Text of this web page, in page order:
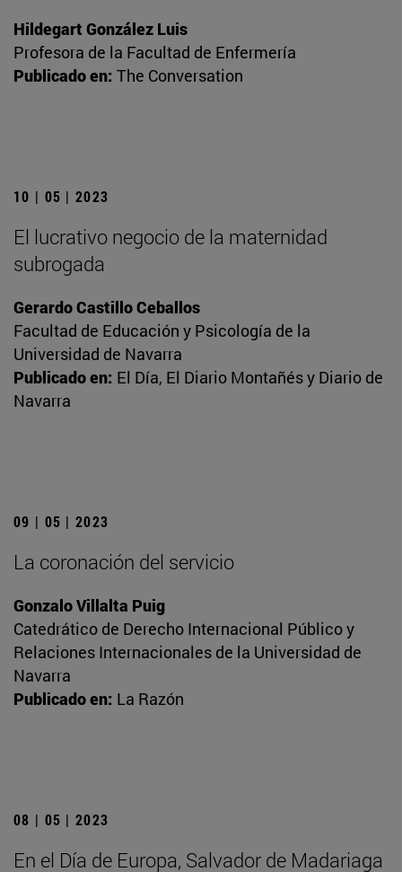
Hildegart González Luis
Profesora de la Facultad de Enfermería
Publicado en: The Conversation
10 | 05 | 2023
El lucrativo negocio de la maternidad
subrogada
Gerardo Castillo Ceballos
Facultad de Educación y Psicología de la
Universidad de Navarra
Publicado en: El Día, El Diario Montañés y Diario de
Navarra
09 | 05 | 2023
La coronación del servicio
Gonzalo Villalta Puig
Catedrático de Derecho Internacional Público y
Relaciones Internacionales de la Universidad de
Navarra
Publicado en: La Razón
08 | 05 | 2023
En el Día de Europa, Salvador de Madariaga